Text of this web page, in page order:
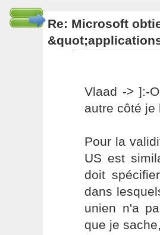
Re: Microsoft
Vlaad -> ]:-
autre côté je
Pour la
US est
doit
dans
unien n'a
que je